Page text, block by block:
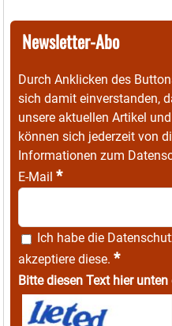
Newsletter-Abo
Durch Anklicken des
sich damit einverstanden,
unsere aktuellen Artikel
können sich jederzeit von
Informationen zum
E-Mail *
Ich habe die
akzeptiere diese. *
Bitte diesen Text hier unten